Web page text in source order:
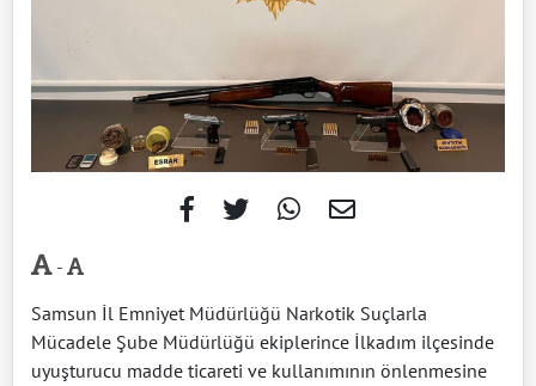
-
Samsun İl Emniyet Müdürlüğü Narkotik Suçlarla
Mücadele Şube Müdürlüğü ekiplerince İlkadım ilçesinde
uyuşturucu madde ticareti ve kullanımının önlenmesine